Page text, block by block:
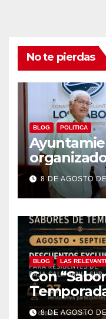
No te pierdas
BLOG POLITICA
coordinan
edición
8 DE AGOSTO
BLOG LAS
Con
8 DE AGOSTO